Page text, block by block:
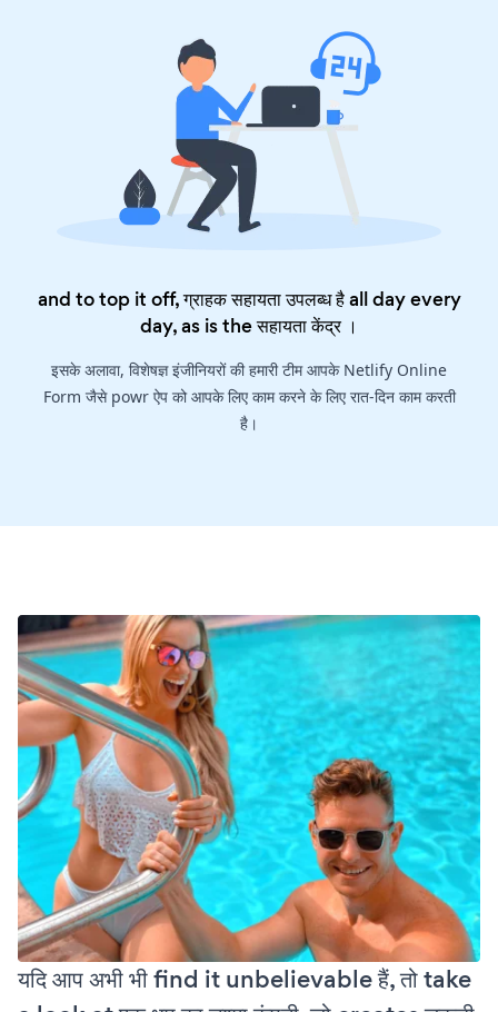
and to top it off, ग्राहक सहायता उपलब्ध है all day every
day, as is theसहायता केंद्र।
इसके अलावा, विशेषज्ञ इंजीनियरों की हमारी टीम आपके Netlify Online
Form जैसे powr ऐप को आपके लिए काम करने के लिए रात-दिन काम करती
है।
यदि आप अभी भी find it unbelievable हैं, तो take